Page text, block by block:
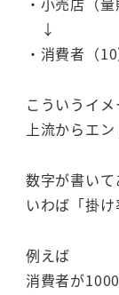
↓
・消費者（10
こういうイ
上流からエン
数字が書い
いわば「掛け
例えば
消費者が